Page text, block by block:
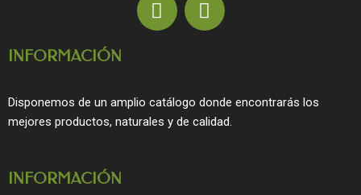
a
o
o
n
g
r
INFORMACIÓN
Disponemos de un amplio catálogo donde encontrarás los
mejores productos, naturales y de calidad.
INFORMACIÓN